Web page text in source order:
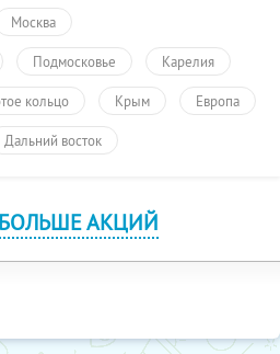
Москва
Подмосковье Карелия
кольцо Крым Европа
Дальний восток
АКЦИЙ